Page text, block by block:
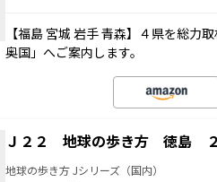
【福島 宮城 岩手 青森】４県を総力
奥国」へご案内します。
Ｊ２２ 地球の歩き方 徳島 ２
地球の歩き方 Jシリーズ（国内）